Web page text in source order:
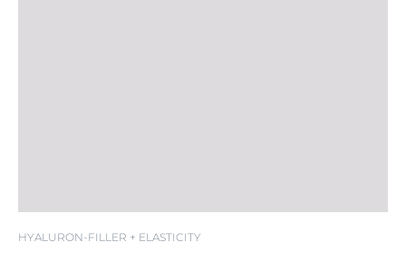
HYALURON-FILLER + ELASTICITY